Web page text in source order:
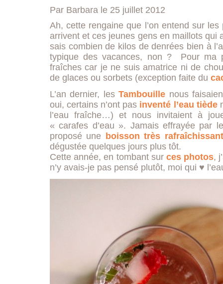
Par Barbara le 25 juillet 2012
Ah, cette rengaine que l’on entend sur
arrivent et ces jeunes gens en maillots qui
sais combien de kilos de denrées bien à
typique des vacances, non ? Pour ma
fraîches car je ne suis amatrice ni de
de glaces ou sorbets (exception faite du
L’an dernier, lesTambouille nous
oui, certains n’ont pas inventé l’eau tiède
l’eau fraîche…) et nous invitaient à
« carafes d’eau ». Jamais effrayée par
proposé une boisson très
dégustée quelques jours plus tôt.
Cette année, en tombant sur ces photos,
n’y avais-je pas pensé plutôt, moi qui ♥